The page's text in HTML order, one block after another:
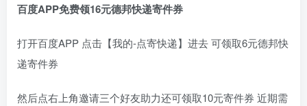
百度APP免费领16元德邦快递寄件券
打开百度APP 点击【我的-点寄快递】进去 可领取6元德邦快
递寄件券
然后点右上角邀请三个好友助力还可领取10元寄件券 近期需